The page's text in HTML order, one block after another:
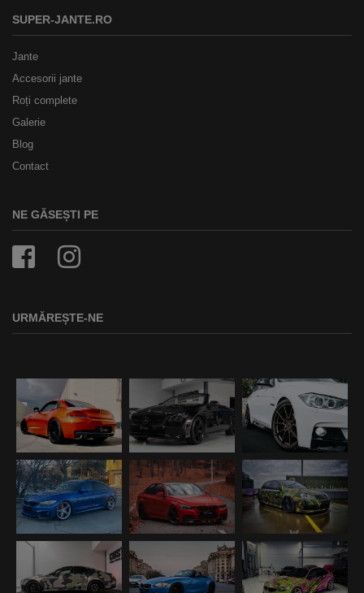
SUPER-JANTE.RO
Jante
Accesorii jante
Roți complete
Galerie
Blog
Contact
NE GĂSEȘTI PE
URMĂREȘTE-NE